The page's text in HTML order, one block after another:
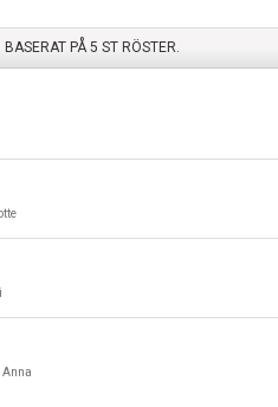
PÅ5 ST RÖSTER.
Anna